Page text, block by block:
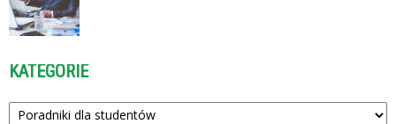
KATEGORIE
Kategorie